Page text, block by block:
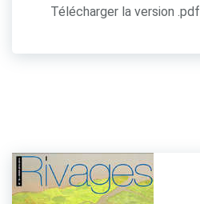
Télécharger la version .pdf